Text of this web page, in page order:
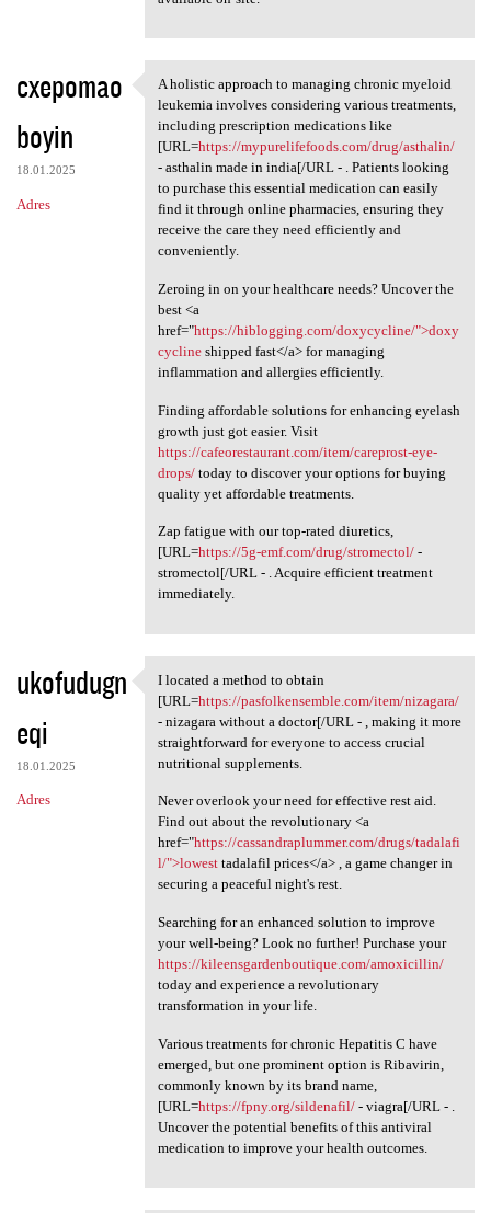
cxepomao
boyin
18.01.2025
Adres
A holistic approach to
A holistic approach to managing chronic myeloid
leukemia involves considering various treatments,
including prescription medications like
[URL=https://mypurelifefoods.com/drug/asthalin/
- asthalin made in india[/URL - . Patients looking
to purchase this essential medication can easily
find it through online pharmacies, ensuring they
receive the care they need efficiently and
conveniently.
Zeroing in on your healthcare needs? Uncover the
best <a
href="https://hiblogging.com/doxycycline/">doxy
cyclineshipped fast</a> for managing
inflammation and allergies efficiently.
Finding affordable solutions for enhancing eyelash
growth just got easier. Visit
https://cafeorestaurant.com/item/careprost-eye-
drops/today to discover your options for buying
quality yet affordable treatments.
Zap fatigue with our top-rated diuretics,
[URL=https://5g-emf.com/drug/stromectol/-
stromectol[/URL - . Acquire efficient treatment
immediately.
ukofudugn
eqi
18.01.2025
Adres
I located a method to obtain
I located a method to obtain
[URL=https://pasfolkensemble.com/item/nizagara/
- nizagara without a doctor[/URL - , making it more
straightforward for everyone to access crucial
nutritional supplements.
Never overlook your need for effective rest aid.
Find out about the revolutionary <a
href="https://cassandraplummer.com/drugs/tadalafi
l/">lowesttadalafil prices</a> , a game changer in
securing a peaceful night's rest.
Searching for an enhanced solution to improve
your well-being? Look no further! Purchase your
https://kileensgardenboutique.com/amoxicillin/
today and experience a revolutionary
transformation in your life.
Various treatments for chronic Hepatitis C have
emerged, but one prominent option is Ribavirin,
commonly known by its brand name,
[URL=https://fpny.org/sildenafil/- viagra[/URL - .
Uncover the potential benefits of this antiviral
medication to improve your health outcomes.